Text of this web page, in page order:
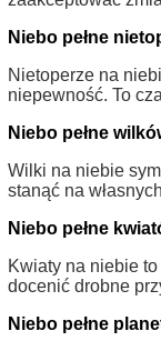
Niebo pełne
Nietoperze na
niepewność. To
Niebo pełne
Wilki na niebie
stanąć na
Niebo pełne
Kwiaty na niebie
docenić drobne
Niebo pełne